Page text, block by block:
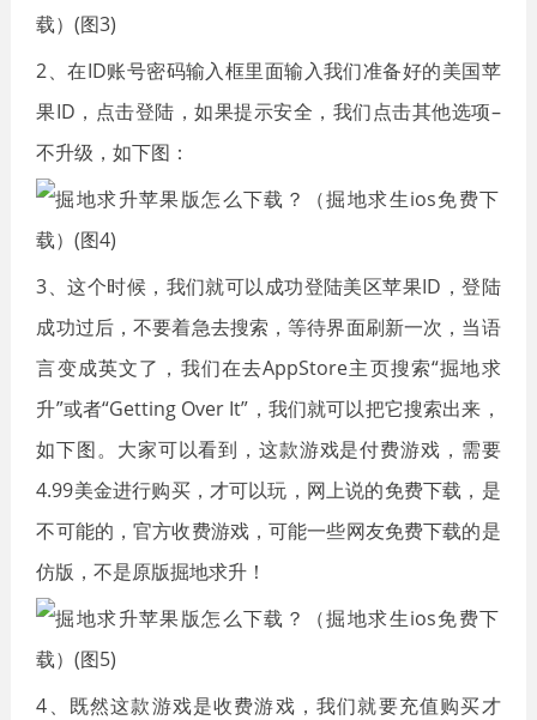
2、在ID账号密码输入框里面输入我们准备好的美国苹
果ID，点击登陆，如果提示安全，我们点击其他选项–
不升级，如下图：
3、这个时候，我们就可以成功登陆美区苹果ID，登陆
成功过后，不要着急去搜索，等待界面刷新一次，当语
言变成英文了，我们在去AppStore主页搜索“掘地求
升”或者“Getting Over It”，我们就可以把它搜索出来，
如下图。大家可以看到，这款游戏是付费游戏，需要
4.99美金进行购买，才可以玩，网上说的免费下载，是
不可能的，官方收费游戏，可能一些网友免费下载的是
仿版，不是原版掘地求升！
4、既然这款游戏是收费游戏，我们就要充值购买才